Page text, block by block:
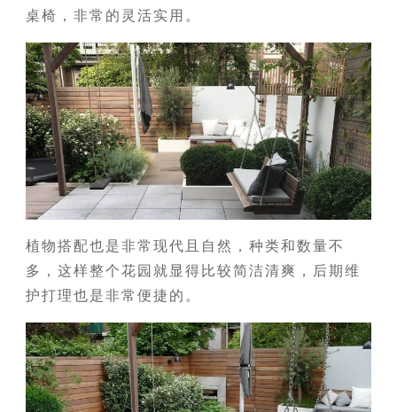
桌椅，非常的灵活实用。
植物搭配也是非常现代且自然，种类和数量不
多，这样整个花园就显得比较简洁清爽，后期维
护打理也是非常便捷的。